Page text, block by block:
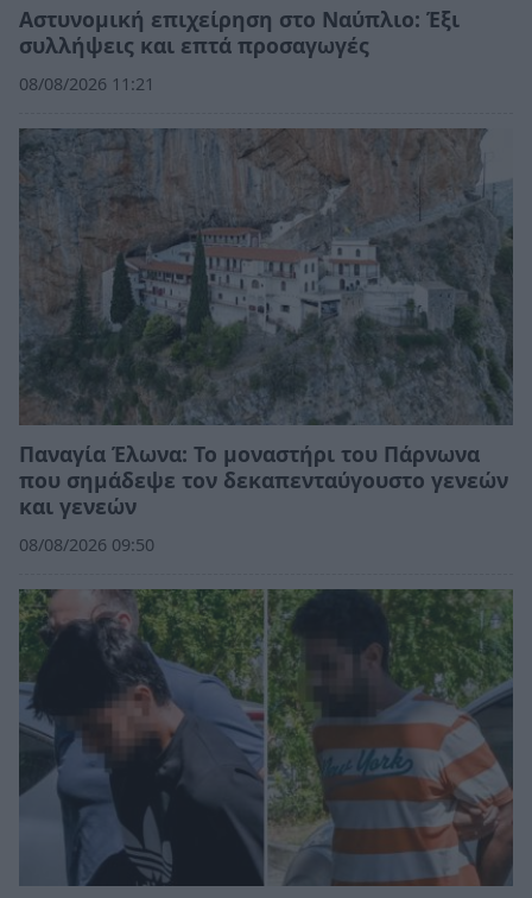
Αστυνομική επιχείρηση στο Ναύπλιο: Έξι
συλλήψεις και επτά προσαγωγές
08/08/2026 11:21
Παναγία Έλωνα: Το μοναστήρι του Πάρνωνα
που σημάδεψε τον δεκαπενταύγουστο γενεών
και γενεών
08/08/2026 09:50